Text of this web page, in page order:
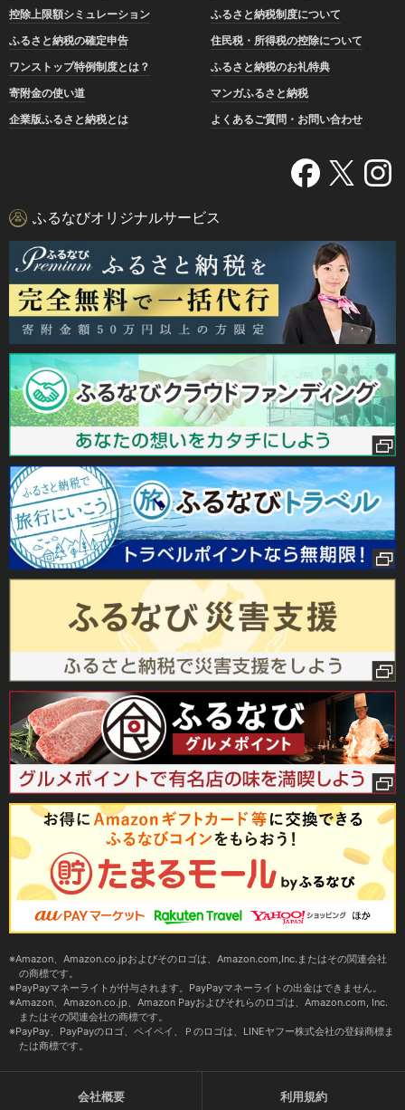
控除上限額シミュレーション
ふるさと納税制度について
ふるさと納税の確定申告
住民税・所得税の控除について
ワンストップ特例制度とは？
ふるさと納税のお礼特典
寄附金の使い道
マンガふるさと納税
企業版ふるさと納税とは
よくあるご質問・お問い合わせ
ふるなびオリジナルサービス
Amazon、Amazon.co.jpおよびそのロゴは、Amazon.com,Inc.またはその関連会社
の商標です。
PayPayマネーライトが付与されます。PayPayマネーライトの出金はできません。
Amazon、Amazon.co.jp、Amazon Payおよびそれらのロゴは、Amazon.com, Inc.
またはその関連会社の商標です。
PayPay、PayPayのロゴ、ペイペイ、Ｐのロゴは、LINEヤフー株式会社の登録商標ま
たは商標です。
会社概要 利用規約